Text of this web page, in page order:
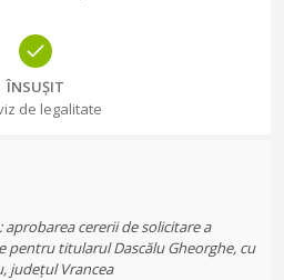
ÎNSUȘIT
de legalitate
cererii de solicitare a
pentru titularul Dascălu Gheorghe, cu
județul Vrancea